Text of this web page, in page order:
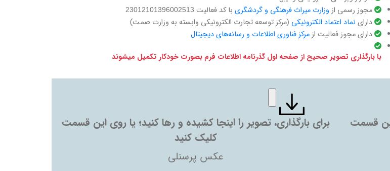
مجوز رسمی از وزارت میراث فرهنگی و گردشگریبا کد فعالیت 23012101396002513
دارای ‌ نماد اعتماد الکترونیکی (مرکز توسعه تجارت الکترونیکی وابسته به وزارت صمت)
دارای مجوز فعالیت ازمرکز فناوری اطلاعات و رسانه‌های دیجیتال
با بارگذاری تصویر صحیح از صفحه اول گذرنامه اطلاعات فرم بصورت خودکار تکمیل میشوند
این قسمت
برای بارگذاری، تصویر را اینجا کشیده و رها کنید؛ یا روی این قسمت
کلیک کنید
عکس پرسنلی